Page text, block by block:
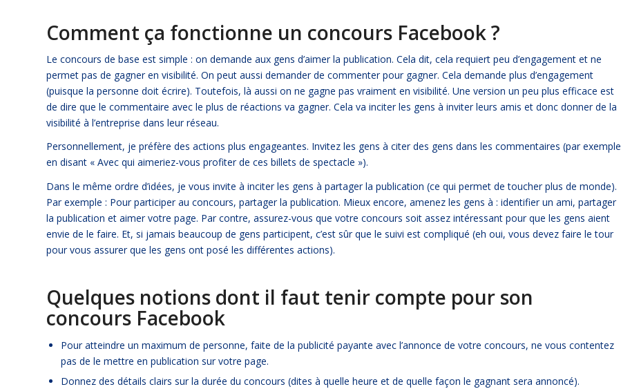
Comment ça fonctionne un concours Facebook ?
Le concours de base est simple : on demande aux gens d’aimer la publication. Cela dit, cela requiert peu d’engagement et ne
permet pas de gagner en visibilité. On peut aussi demander de commenter pour gagner. Cela demande plus d’engagement
(puisque la personne doit écrire). Toutefois, là aussi on ne gagne pas vraiment en visibilité. Une version un peu plus efficace est
de dire que le commentaire avec le plus de réactions va gagner. Cela va inciter les gens à inviter leurs amis et donc donner de la
visibilité à l’entreprise dans leur réseau.
Personnellement, je préfère des actions plus engageantes. Invitez les gens à citer des gens dans les commentaires (par exemple
en disant « Avec qui aimeriez-vous profiter de ces billets de spectacle »).
Dans le même ordre d’idées, je vous invite à inciter les gens à partager la publication (ce qui permet de toucher plus de monde).
Par exemple : Pour participer au concours, partager la publication. Mieux encore, amenez les gens à : identifier un ami, partager
la publication et aimer votre page. Par contre, assurez-vous que votre concours soit assez intéressant pour que les gens aient
envie de le faire. Et, si jamais beaucoup de gens participent, c’est sûr que le suivi est compliqué (eh oui, vous devez faire le tour
pour vous assurer que les gens ont posé les différentes actions).
Quelques notions dont il faut tenir compte pour son
concours Facebook
Pour atteindre un maximum de personne, faite de la publicité payante avec l’annonce de votre concours, ne vous contentez
pas de le mettre en publication sur votre page.
Donnez des détails clairs sur la durée du concours (dites à quelle heure et de quelle façon le gagnant sera annoncé).